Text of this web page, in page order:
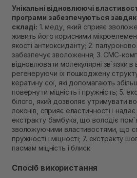
Унікальні відновлюючі
програми забезпечуються
складі: 1. меду, який сприяє
живить його корисними
якості антиоксиданту; 2.
забезпечує зволоження; 3. СМС-
відновлювати молекулярні зв`язки в
регенеруючи їх пошкоджену
кератину сої, які допомагають
повернути міцність і пружність; 5.
білого, який дозволяє утримувати
локонів, сприяє еластичності і
екстракту бамбука, що володіє
зволожуючими властивостями, що
пружності і міцності; 7. екстракту
пасмам міцність і блиск.
Спосіб використання